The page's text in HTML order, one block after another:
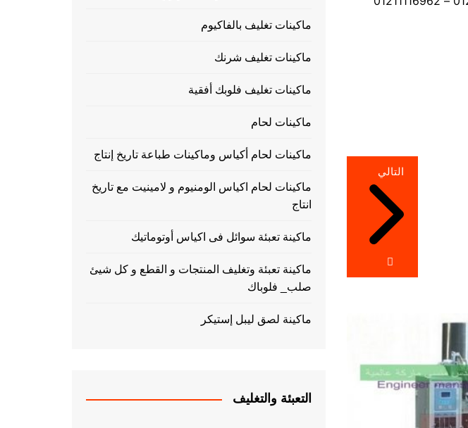
التالي
ماكينات تغليف بالفاكيوم
ماكينات تغليف شرنك
ماكينات تغليف فلوبك أفقية
ماكينات لحام
ماكينات لحام أكياس وماكينات طباعة تاريخ إنتاج
ماكينات لحام اكياس الومنيوم و لامينيت مع تاريخ
انتاج
ماكينة تعبئة سوائل فى اكياس أوتوماتيك
ماكينة تعبئة وتغليف المنتجات و القطع و كل شيئ
صلب_ فلوباك
ماكينة لصق ليبل إستيكر
التعبئة والتغليف